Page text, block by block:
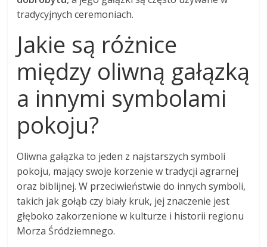
tradycyjnych ceremoniach.
Jakie są różnice
między oliwną gałązką
a innymi symbolami
pokoju?
Oliwna gałązka to jeden z najstarszych symboli
pokoju, mający swoje korzenie w tradycji agrarnej
oraz biblijnej. W przeciwieństwie do innych symboli,
takich jak gołąb czy biały kruk, jej znaczenie jest
głęboko zakorzenione w kulturze i historii regionu
Morza Śródziemnego.